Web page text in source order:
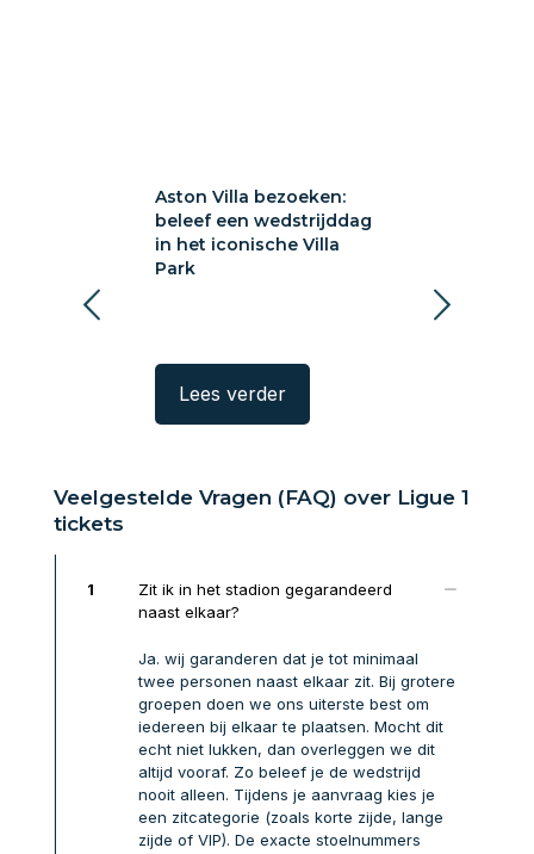
Aston Villa bezoeken:
beleef een wedstrijddag
in het iconische Villa
Park
Lees verder
Veelgestelde Vragen (FAQ) over Ligue 1
tickets
1
Zit ik in het stadion gegarandeerd
naast elkaar?
Ja. wij garanderen dat je tot minimaal
twee personen naast elkaar zit. Bij grotere
groepen doen we ons uiterste best om
iedereen bij elkaar te plaatsen. Mocht dit
echt niet lukken, dan overleggen we dit
altijd vooraf. Zo beleef je de wedstrijd
nooit alleen. Tijdens je aanvraag kies je
een zitcategorie (zoals korte zijde, lange
zijde of VIP). De exacte stoelnummers